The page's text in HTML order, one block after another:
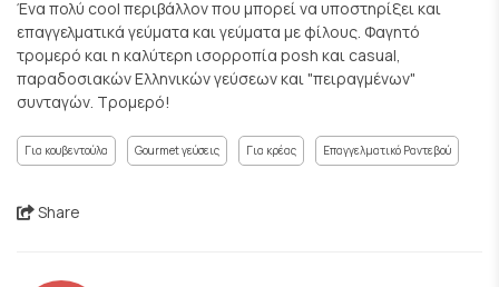
Ένα πολύ cool περιβάλλον που μπορεί να υποστηρίξει και
επαγγελματικά γεύματα και γεύματα με φίλους. Φαγητό
τρομερό και η καλύτερη ισορροπία posh και casual,
παραδοσιακών Ελληνικών γεύσεων και "πειραγμένων"
συνταγών. Τρομερό!
Για κουβεντούλα Gourmet γεύσεις Για κρέας Επαγγελματικό Ραντεβού
Share